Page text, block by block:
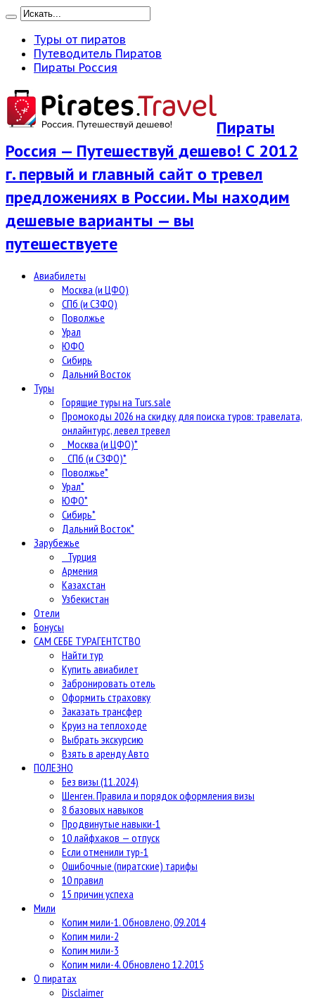
Туры от пиратов
Путеводитель Пиратов
Пираты Россия
Пираты
Россия — Путешествуй дешево! С 2012
г. первый и главный сайт о тревел
предложениях в России. Мы находим
дешевые варианты — вы
путешествуете
Авиабилеты
Москва (и ЦФО)
СПб (и СЗФО)
Поволжье
Урал
ЮФО
Сибирь
Дальний Восток
Туры
Горящие туры на Turs.sale
Промокоды 2026 на скидку для поиска туров: травелата,
онлайнтурс, левел тревел
Москва (и ЦФО)*
СПб (и СЗФО)*
Поволжье*
Урал*
ЮФО*
Сибирь*
Дальний Восток*
Зарубежье
Турция
Армения
Казахстан
Узбекистан
Отели
Бонусы
САМ СЕБЕ ТУРАГЕНТСТВО
Найти тур
Купить авиабилет
Забронировать отель
Оформить страховку
Заказать трансфер
Круиз на теплоходе
Выбрать экскурсию
Взять в аренду Авто
ПОЛЕЗНО
Без визы (11.2024)
Шенген. Правила и порядок оформления визы
8 базовых навыков
Продвинутые навыки-1
10 лайфхаков — отпуск
Если отменили тур-1
Ошибочные (пиратские) тарифы
10 правил
15 причин успеха
Мили
Копим мили-1. Обновлено, 09.2014
Копим мили-2
Копим мили-3
Копим мили-4. Обновлено 12.2015
О пиратах
Disclaimer